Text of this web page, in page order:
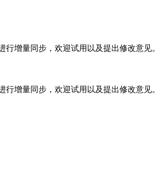
行增量同步，欢迎试用以及提出修改意见。
行增量同步，欢迎试用以及提出修改意见。